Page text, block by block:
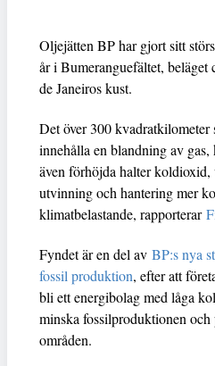
Oljejätten BP har gjort sitt
år i Bumeranguefältet,
de Janeiros kust.
Det över 300 kvadratkilometer
innehålla en blandning av
även förhöjda halter
utvinning och hantering mer
klimatbelastande, rapporterar
Fyndet är en del av BP:s nya
fossil produktion, efter att
bli ett energibolag med låga
minska fossilproduktionen
områden.